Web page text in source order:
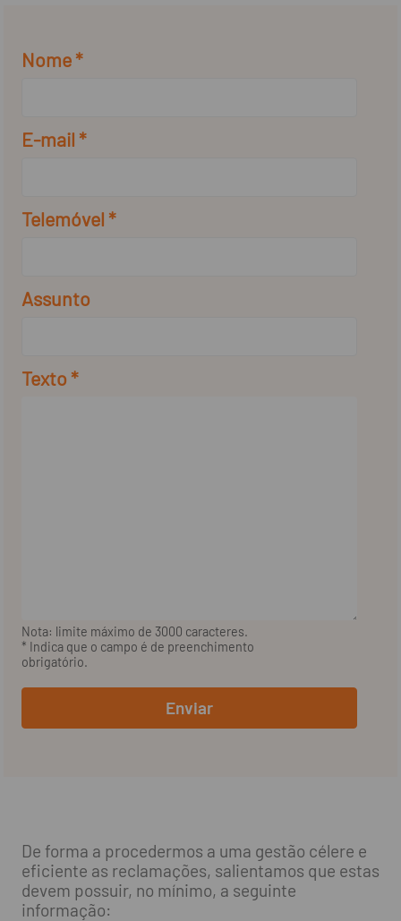
Nome *
E-mail *
Telemóvel *
Assunto
Texto *
Nota: limite máximo de 3000 caracteres.
* Indica que o campo é de preenchimento
obrigatório.
Enviar
De forma a procedermos a uma gestão célere e
eficiente as reclamações, salientamos que estas
devem possuir, no mínimo, a seguinte
informação: